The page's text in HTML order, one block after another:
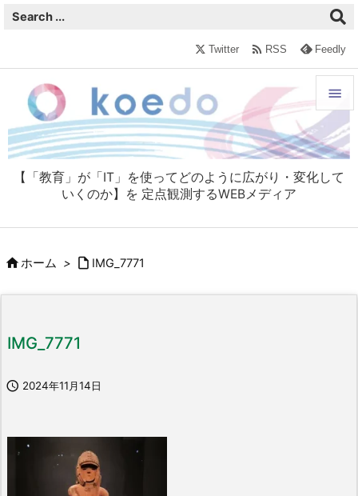
【「教育」が「IT」を使ってどのように広がり・変化して
いくのか】を 定点観測するWEBメディア


メニュ

Twitter  RSS Feedly
ホーム >  IMG_7771
IMG_7771
 2024年11月14日